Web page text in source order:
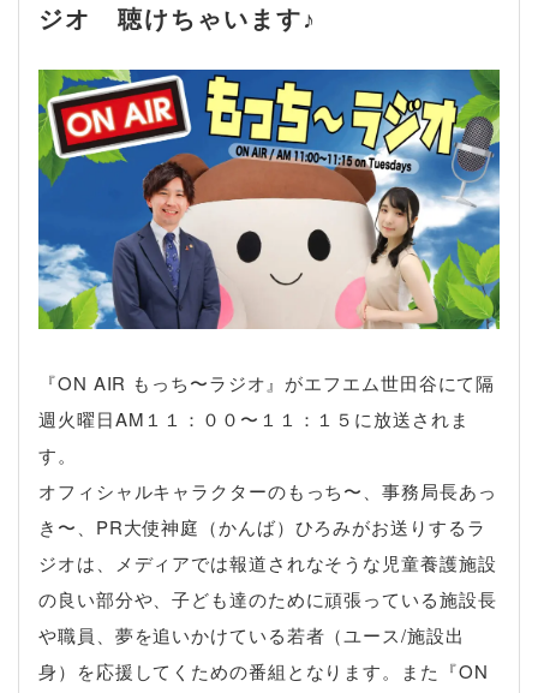
ジオ 聴けちゃいます♪
『ON AIR もっち〜ラジオ』がエフエム世田谷にて隔
週火曜日AM１１：００〜１１：１５に放送されま
す。
オフィシャルキャラクターのもっち〜、事務局長あっ
き〜、PR大使神庭（かんば）ひろみがお送りするラ
ジオは、メディアでは報道されなそうな児童養護施設
の良い部分や、子ども達のために頑張っている施設長
や職員、夢を追いかけている若者（ユース/施設出
身）を応援してくための番組となります。また『ON